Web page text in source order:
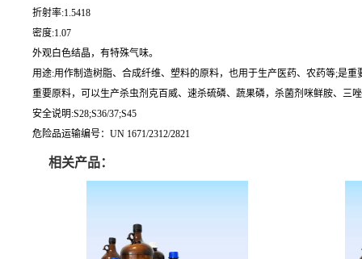
折射率:1.5418
密度:1.07
外观白色结晶，有特殊气味。
用途:用作制造树脂、合成纤维、塑料的原料，也用于生产医药、农药等;是
重要原料，可以生产杀虫剂克百威、速杀硫磷、蔬果磷，杀菌剂咪鲜胺、三
安全说明:S28;S36/37;S45
危险品运输编号：UN 1671/2312/2821
相关产品：